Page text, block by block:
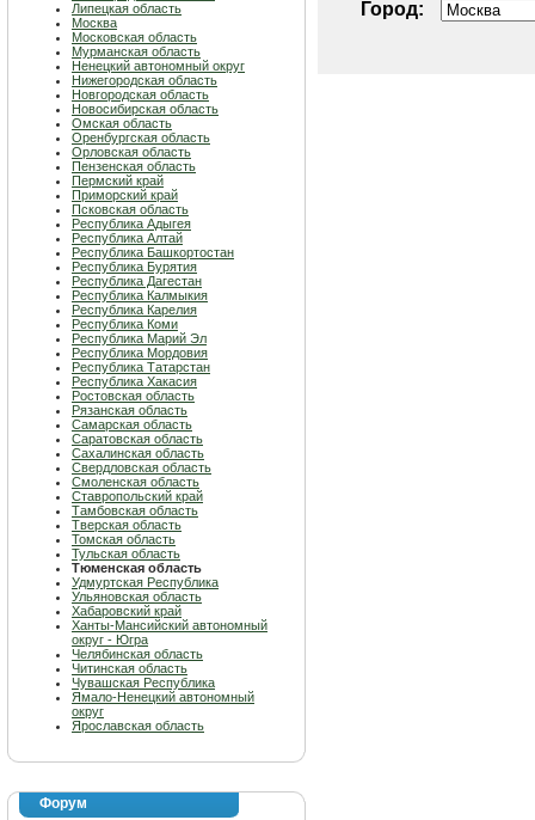
Липецкая область
Москва
Московская область
Мурманская область
Ненецкий автономный округ
Нижегородская область
Новгородская область
Новосибирская область
Омская область
Оренбургская область
Орловская область
Пензенская область
Пермский край
Приморский край
Псковская область
Республика Адыгея
Республика Алтай
Республика Башкортостан
Республика Бурятия
Республика Дагестан
Республика Калмыкия
Республика Карелия
Республика Коми
Республика Марий Эл
Республика Мордовия
Республика Татарстан
Республика Хакасия
Ростовская область
Рязанская область
Самарская область
Саратовская область
Сахалинская область
Свердловская область
Смоленская область
Ставропольский край
Тамбовская область
Тверская область
Томская область
Тульская область
Тюменская область
Удмуртская Республика
Ульяновская область
Хабаровский край
Ханты-Мансийский автономный
округ - Югра
Челябинская область
Читинская область
Чувашская Республика
Ямало-Ненецкий автономный
округ
Ярославская область
Форум
Город: